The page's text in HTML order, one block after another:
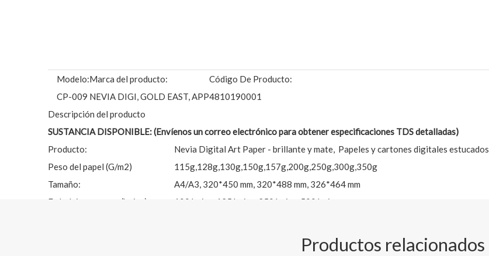
Modelo:
CP-009
Marca del producto:
NEVIA DIGI, GOLD EAST, APP
Código De Producto:
4810190001
Descripción del producto
SUSTANCIA DISPONIBLE: (Envíenos un correo electrónico para obtener especificaciones TDS detalladas)
Producto:
Nevia Digital Art Paper - brillante y mate, Papeles y cartones digitales estucados
Peso del papel (G/m2)
115g,128g,130g,150g,157g,200g,250g,300g,350g
Tamaño:
A4/A3, 320*450 mm, 320*488 mm, 326*464 mm
Embalaje en resma (hojas)
100 hojas, 125 hojas, 250 hojas, 500 hojas
Productos relacionados